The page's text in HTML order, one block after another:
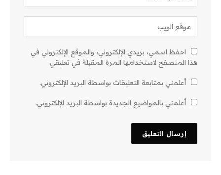
احفظ اسمي، بريدي الإلكتروني، والموقع الإلكتروني في
هذا المتصفح لاستخدامها المرة المقبلة في تعليقي.
أعلمني بمتابعة التعليقات بواسطة البريد الإلكتروني.
أعلمني بالمواضيع الجديدة بواسطة البريد الإلكتروني.